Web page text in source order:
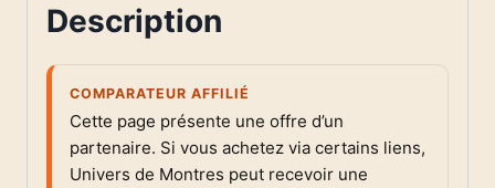
Description
COMPARATEUR AFFILIÉ
Cette page présente une offre d’un
partenaire. Si vous achetez via certains liens,
Univers de Montres peut recevoir une